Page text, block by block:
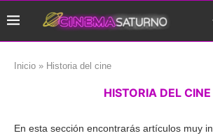
Inicio » Historia del cine
HISTORIA DEL CINE
En esta sección encontrarás artículos muy